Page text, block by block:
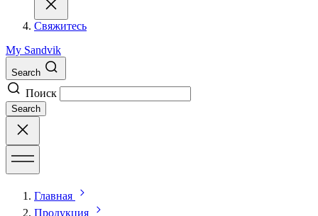
Свяжитесь
My Sandvik
Search
Поиск
Search
Главная
Продукция